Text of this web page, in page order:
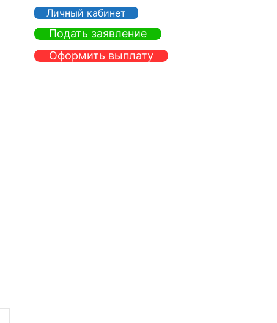
с
к
:
Личный кабинет
Подать заявление
Оформить выплату